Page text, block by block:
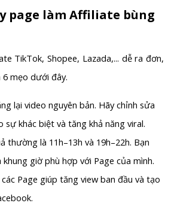
page làm Affiliate bùng
TikTok, Shopee, Lazada,... dễ ra đơn,
mẹo dưới đây.
lại video nguyên bản. Hãy chỉnh sửa
sự khác biệt và tăng khả năng viral.
thường là 11h–13h và 19h–22h. Bạn
giờ phù hợp với Page của mình.
Page giúp tăng view ban đầu và tạo